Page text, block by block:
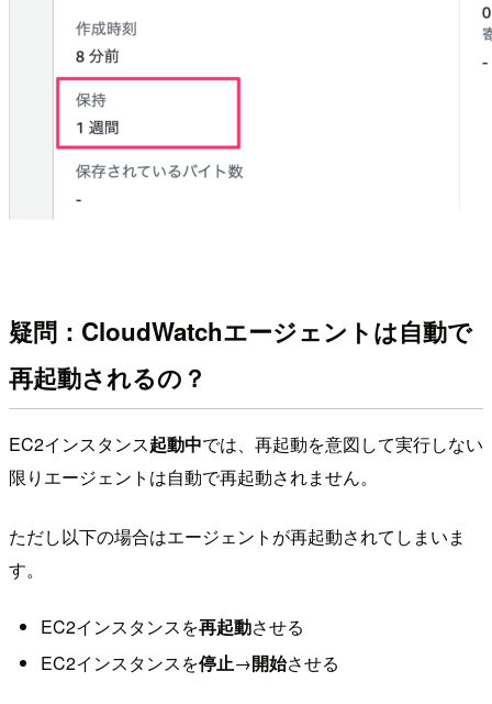
疑問：CloudWatchエージェントは自動で
再起動されるの？
EC2インスタンス起動中では、再起動を意図して実行しない
限りエージェントは自動で再起動されません。
ただし以下の場合はエージェントが再起動されてしまいま
す。
EC2インスタンスを再起動させる
EC2インスタンスを停止→開始させる